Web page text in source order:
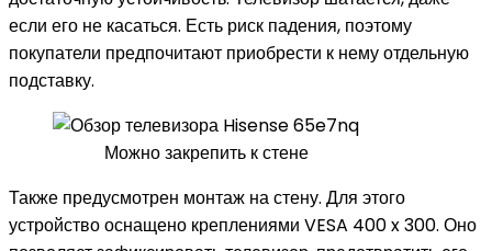
если его не касаться. Есть риск падения, поэтому
покупатели предпочитают приобрести к нему отдельную
подставку.
Можно закрепить к стене
Также предусмотрен монтаж на стену. Для этого
устройство оснащено креплениями VESA 400 x 300. Оно